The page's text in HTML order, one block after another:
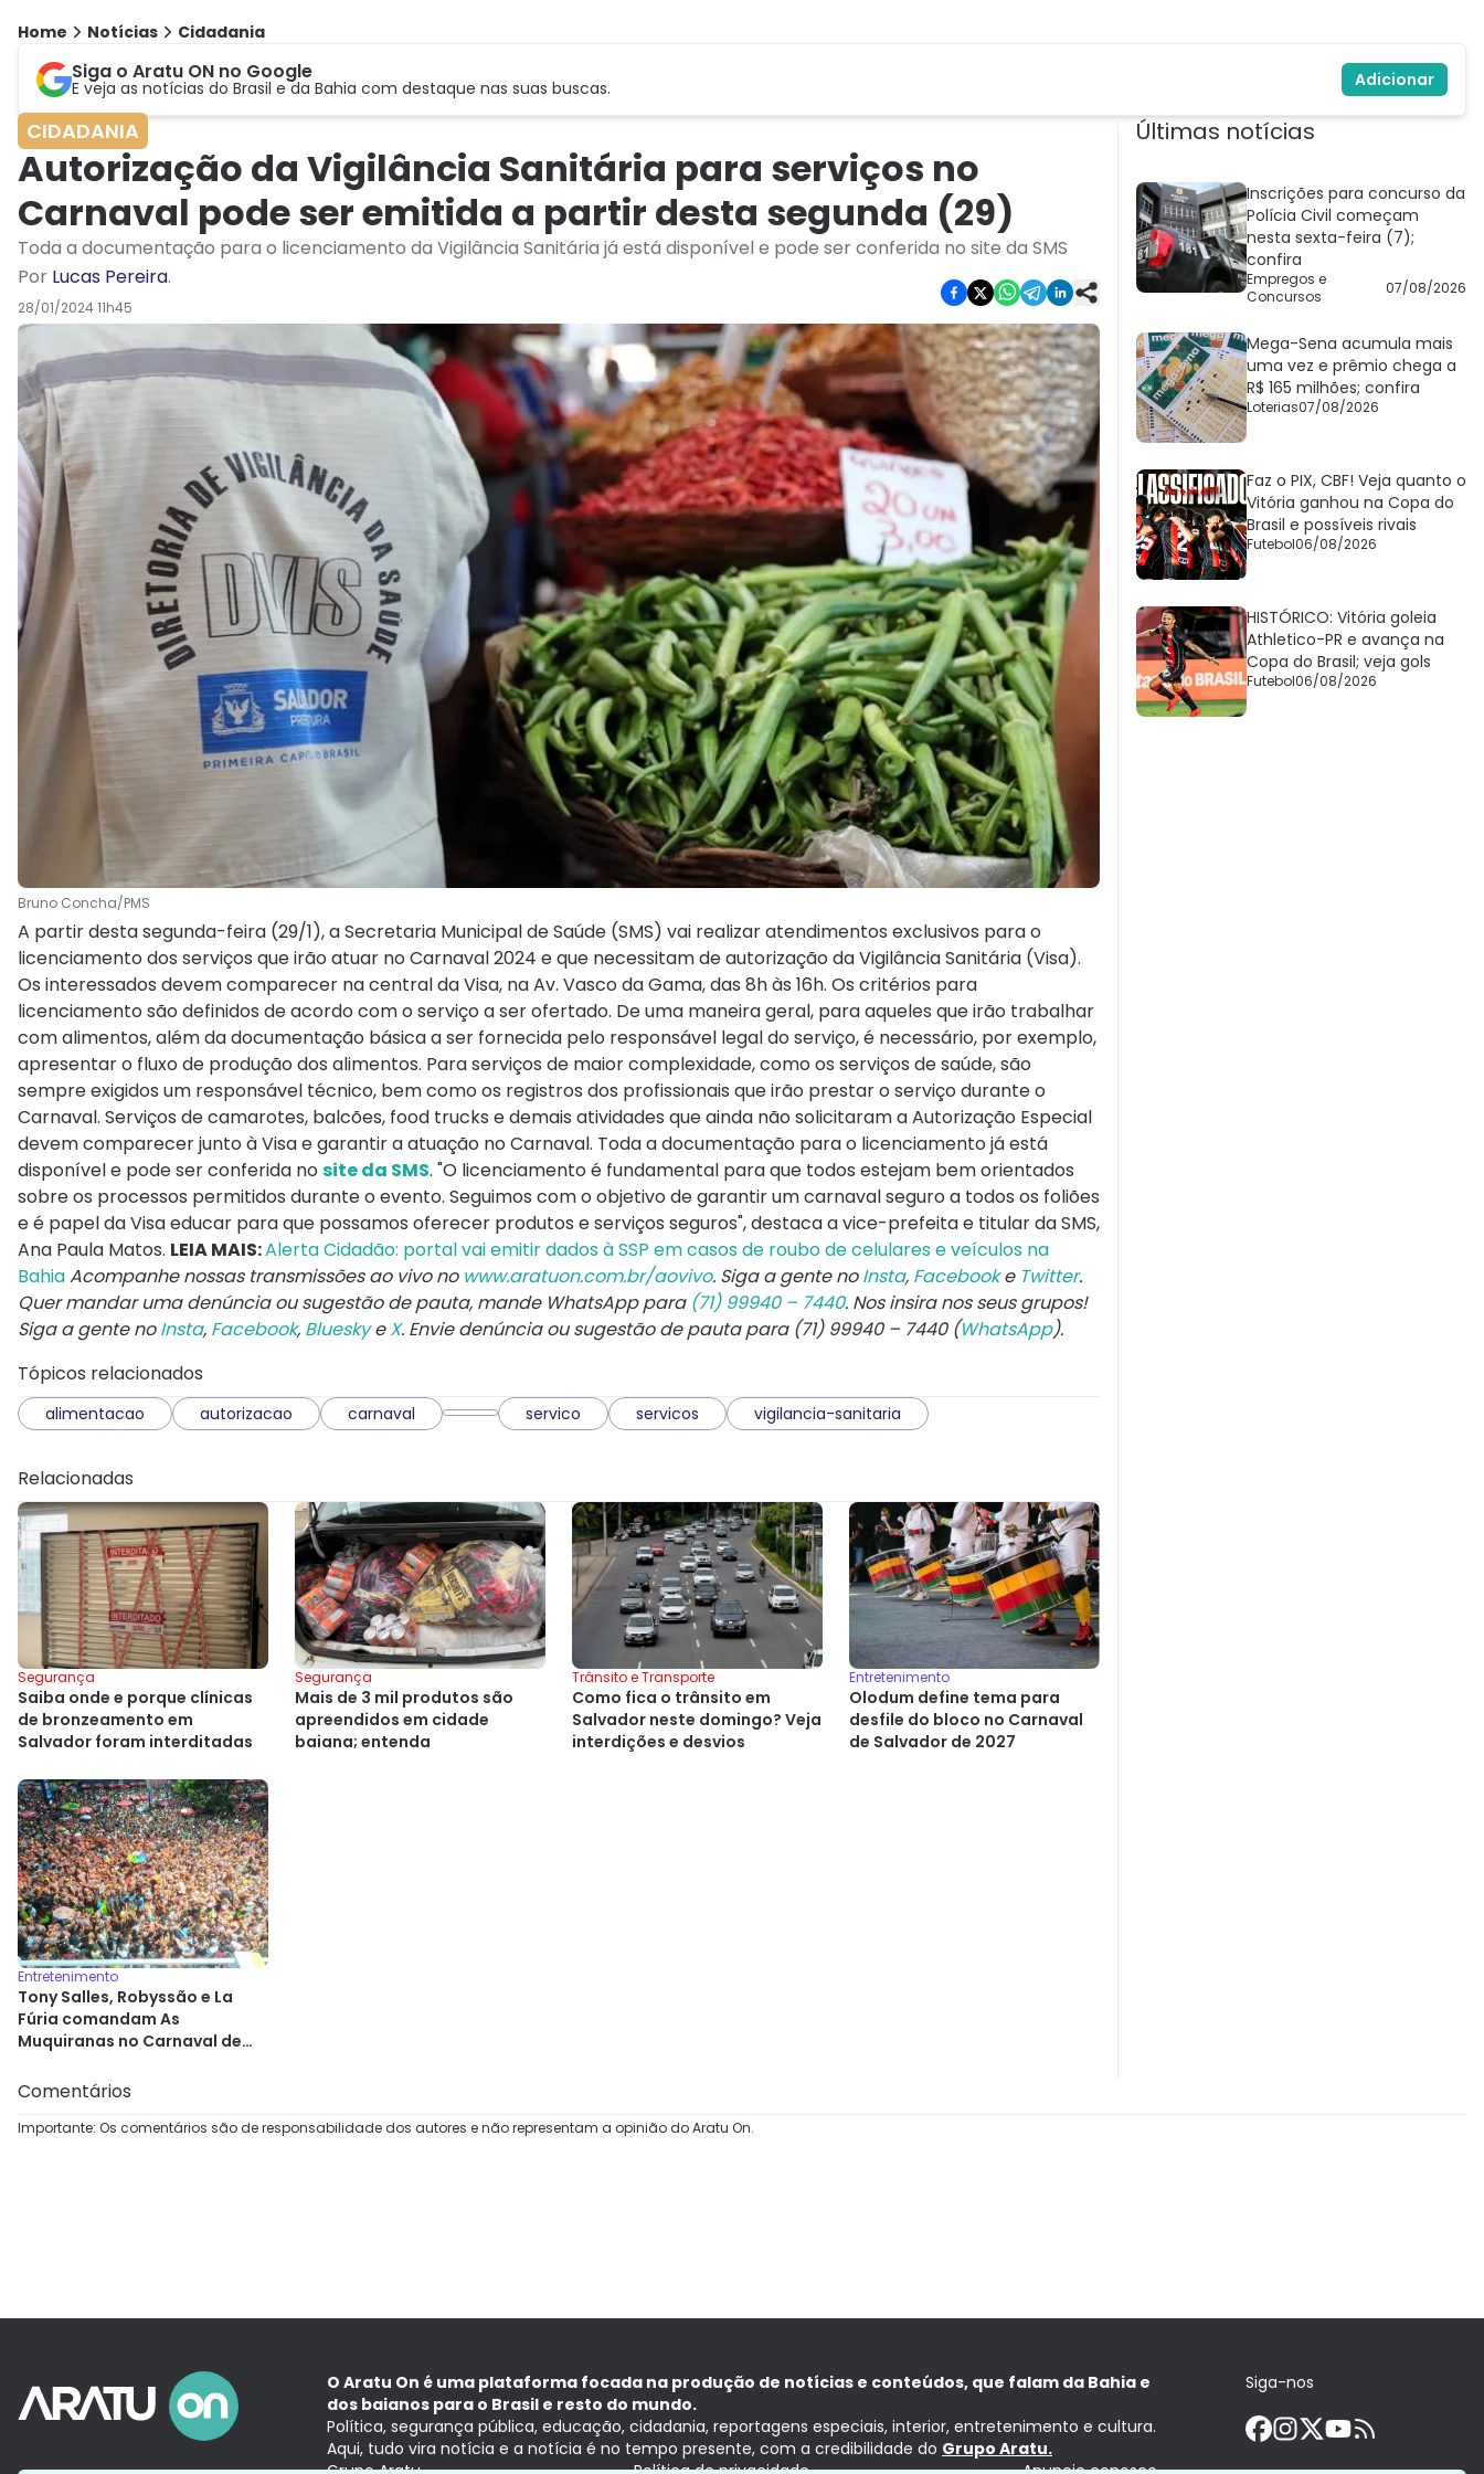
Home Notícias Cidadania
Siga o Aratu ON no Google
E veja as notícias do Brasil e da Bahia com destaque nas suas buscas. Adicionar
CIDADANIA
Autorização da Vigilância Sanitária para serviços no
Carnaval pode ser emitida a partir desta segunda (29)
Toda a documentação para o licenciamento da Vigilância Sanitária já está disponível e pode ser conferida no site da SMS
Por Lucas Pereira.
28/01/2024 11h45
Bruno Concha/PMS
A partir desta segunda-feira (29/1), a Secretaria Municipal de Saúde (SMS) vai realizar atendimentos exclusivos para o
licenciamento dos serviços que irão atuar no Carnaval 2024 e que necessitam de autorização da Vigilância Sanitária (Visa).
Os interessados devem comparecer na central da Visa, na Av. Vasco da Gama, das 8h às 16h. Os critérios para
licenciamento são definidos de acordo com o serviço a ser ofertado. De uma maneira geral, para aqueles que irão trabalhar
com alimentos, além da documentação básica a ser fornecida pelo responsável legal do serviço, é necessário, por exemplo,
apresentar o fluxo de produção dos alimentos. Para serviços de maior complexidade, como os serviços de saúde, são
sempre exigidos um responsável técnico, bem como os registros dos profissionais que irão prestar o serviço durante o
Carnaval. Serviços de camarotes, balcões, food trucks e demais atividades que ainda não solicitaram a Autorização Especial
devem comparecer junto à Visa e garantir a atuação no Carnaval. Toda a documentação para o licenciamento já está
disponível e pode ser conferida no site da SMS. "O licenciamento é fundamental para que todos estejam bem orientados
sobre os processos permitidos durante o evento. Seguimos com o objetivo de garantir um carnaval seguro a todos os foliões
e é papel da Visa educar para que possamos oferecer produtos e serviços seguros", destaca a vice-prefeita e titular da SMS,
Ana Paula Matos. LEIA MAIS:Alerta Cidadão: portal vai emitir dados à SSP em casos de roubo de celulares e veículos na
BahiaAcompanhe nossas transmissões ao vivo no www.aratuon.com.br/aovivo. Siga a gente noInsta, Facebooke Twitter.
Quer mandar uma denúncia ou sugestão de pauta, mande WhatsApp para (71) 99940 – 7440. Nos insira nos seus grupos!
Siga a gente noInsta, Facebook, BlueskyeX. Envie denúncia ou sugestão de pauta para (71) 99940 – 7440 (WhatsApp).
Tópicos relacionados
alimentacao autorizacao carnaval servico servicos vigilancia-sanitaria
Relacionadas
Segurança
Saiba onde e porque clínicas
de bronzeamento em
Salvador foram interditadas
Segurança
Mais de 3 mil produtos são
apreendidos em cidade
baiana; entenda
Trânsito e Transporte
Como fica o trânsito em
Salvador neste domingo? Veja
interdições e desvios
Entretenimento
Olodum define tema para
desfile do bloco no Carnaval
de Salvador de 2027
Entretenimento
Tony Salles, Robyssão e La
Fúria comandam As
Muquiranas no Carnaval de
Últimas notícias
Inscrições para concurso da
Polícia Civil começam
nesta sexta-feira (7);
confira
Empregos e
Concursos
07/08/2026
Mega-Sena acumula mais
uma vez e prêmio chega a
R$ 165 milhões; confira
Loterias07/08/2026
Faz o PIX, CBF! Veja quanto o
Vitória ganhou na Copa do
Brasil e possíveis rivais
Futebol06/08/2026
HISTÓRICO: Vitória goleia
Athletico-PR e avança na
Copa do Brasil; veja gols
Futebol06/08/2026
Comentários
Importante: Os comentários são de responsabilidade dos autores e não representam a opinião do Aratu On.
O Aratu On é uma plataforma focada na produção de notícias e conteúdos, que falam da Bahia e
dos baianos para o Brasil e resto do mundo.
Política, segurança pública, educação, cidadania, reportagens especiais, interior, entretenimento e cultura.
Aqui, tudo vira notícia e a notícia é no tempo presente, com a credibilidade do Grupo Aratu.
Siga-nos